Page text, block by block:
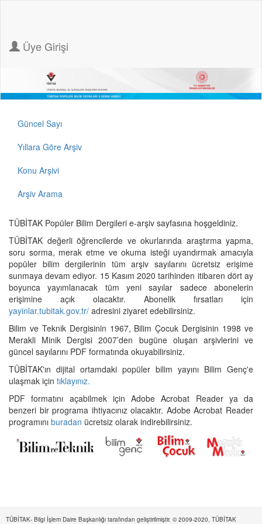
Üye Girişi
Güncel Sayı
Yıllara Göre Arşiv
Konu Arşivi
Arşiv Arama
TÜBİTAK Popüler Bilim Dergileri e-arşiv sayfasına hoşgeldiniz.
TÜBİTAK değerli öğrencilerde ve okurlarında araştırma yapma,
soru sorma, merak etme ve okuma isteği uyandırmak amacıyla
popüler bilim dergilerinin tüm arşiv sayılarını ücretsiz erişime
sunmaya devam ediyor. 15 Kasım 2020 tarihinden itibaren dört ay
boyunca yayımlanacak tüm yeni sayılar sadece abonelerin
erişimine açık olacaktır. Abonelik fırsatları için
yayinlar.tubitak.gov.tr/ adresini ziyaret edebilirsiniz.
Bilim ve Teknik Dergisinin 1967, Bilim Çocuk Dergisinin 1998 ve
Merakli Minik Dergisi 2007’den bugüne oluşan arşivlerini ve
güncel sayılarını PDF formatında okuyabilirsiniz.
TÜBİTAK'ın dijital ortamdaki popüler bilim yayını Bilim Genç'e
ulaşmak için tıklayınız.
PDF formatını açabilmek için Adobe Acrobat Reader ya da
benzeri bir programa ihtiyacınız olacaktır. Adobe Acrobat Reader
programını buradan ücretsiz olarak indirebilirsiniz.
TÜBİTAK- Bilgi İşlem Daire Başkanlığı tarafından geliştirilmiştir. © 2009-2020, TÜBİTAK